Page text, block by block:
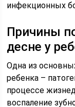
инфекционных
Причины
десне у
Одна из
ребенка –
процессе
воспаление